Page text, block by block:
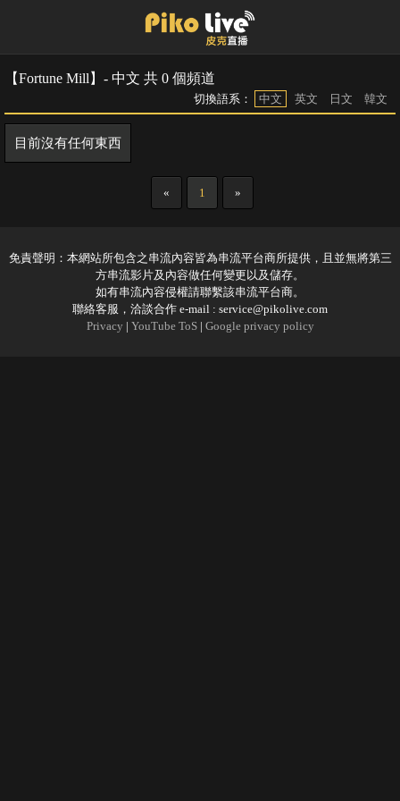
【Fortune Mill】- 中文 共 0 個頻道
切換語系： 中文 英文 日文 韓文
目前沒有任何東西
« 1 »
免責聲明：本網站所包含之串流內容皆為串流平台商所提供，且並無將第三
方串流影片及內容做任何變更以及儲存。
如有串流內容侵權請聯繫該串流平台商。
聯絡客服，洽談合作 e-mail : service@pikolive.com
Privacy | YouTube ToS| Google privacy policy